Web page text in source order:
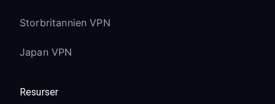
Storbritannien VPN
Japan VPN
Resurser